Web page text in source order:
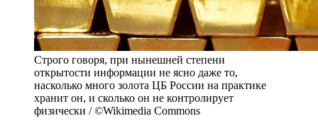
Строго говоря, при нынешней степени
открытости информации не ясно даже то,
насколько много золота ЦБ России на практике
хранит он, и сколько он не контролирует
физически / ©Wikimedia Commons